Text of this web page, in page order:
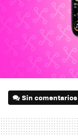
Sin comentarios